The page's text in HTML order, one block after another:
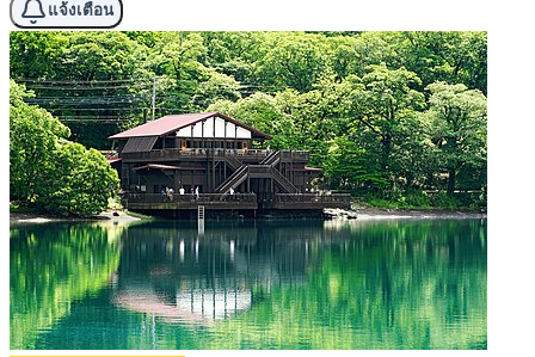
แจ้งเตือน